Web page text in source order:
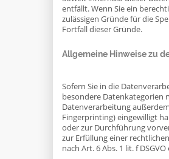
entfällt. Wenn Sie ein
zulässigen Gründe für die
Fortfall dieser Gründe.
Allgemeine Hinweise zu
Sofern Sie in die
besondere Datenkategorien
Datenverarbeitung
Fingerprinting) eingewilligt
oder zur Durchführung
zur Erfüllung einer
nach Art. 6 Abs. 1 lit. f